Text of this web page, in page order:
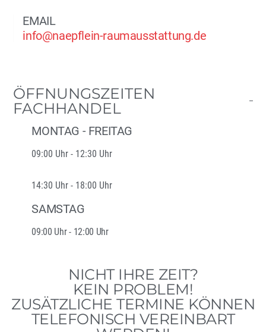
EMAIL
info@naepflein-raumausstattung.de
ÖFFNUNGSZEITEN
FACHHANDEL
MONTAG - FREITAG
09:00 Uhr - 12:30 Uhr
14:30 Uhr - 18:00 Uhr
SAMSTAG
09:00 Uhr - 12:00 Uhr
NICHT IHRE ZEIT?
KEIN PROBLEM!
ZUSÄTZLICHE TERMINE KÖNNEN
TELEFONISCH VEREINBART